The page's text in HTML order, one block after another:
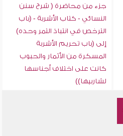
جزء من محاضرة ( شرح سنن
النسائي - كتاب الأشربة - (باب
الترخص في انتباذ التمر وحده)
إلى (باب تحريم الأشربة
المسكرة من الأثمار والحبوب
كانت على اختلاف أجناسها
لشاربيها))